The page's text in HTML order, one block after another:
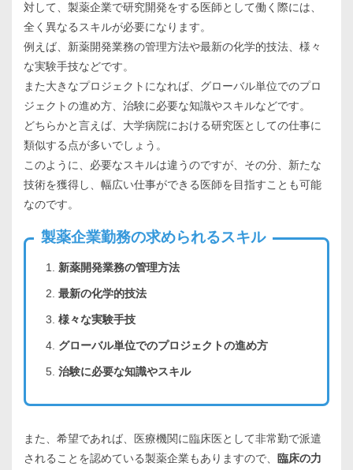
対して、製薬企業で研究開発をする医師として働く際には、
全く異なるスキルが必要になります。
例えば、新薬開発業務の管理方法や最新の化学的技法、様々
な実験手技などです。
また大きなプロジェクトになれば、グローバル単位でのプロ
ジェクトの進め方、治験に必要な知識やスキルなどです。
どちらかと言えば、大学病院における研究医としての仕事に
類似する点が多いでしょう。
このように、必要なスキルは違うのですが、その分、新たな
技術を獲得し、幅広い仕事ができる医師を目指すことも可能
なのです。
製薬企業勤務の求められるスキル
新薬開発業務の管理方法
最新の化学的技法
様々な実験手技
グローバル単位でのプロジェクトの進め方
治験に必要な知識やスキル
また、希望であれば、医療機関に臨床医として非常勤で派遣
されることを認めている製薬企業もありますので、 臨床の力